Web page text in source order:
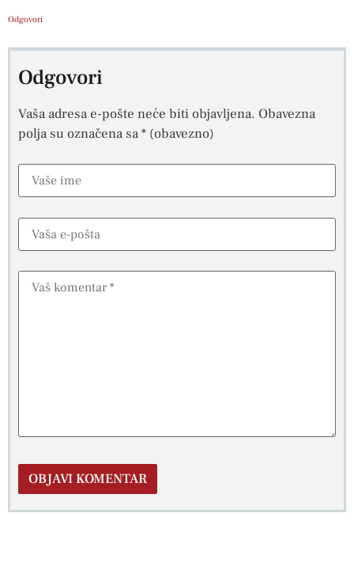
Odgovori
Odgovori
Vaša adresa e-pošte neće biti objavljena. Obavezna
polja su označena sa* (obavezno)